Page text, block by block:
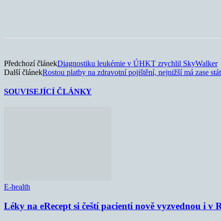
Předchozí článekDiagnostiku leukémie v ÚHKT zrychlil SkyWalker
Další článekRostou platby na zdravotní pojištění, nejnižší má zase stát
SOUVISEJÍCÍ ČLÁNKY
E-health
Léky na eRecept si čeští pacienti nově vyzvednou i v